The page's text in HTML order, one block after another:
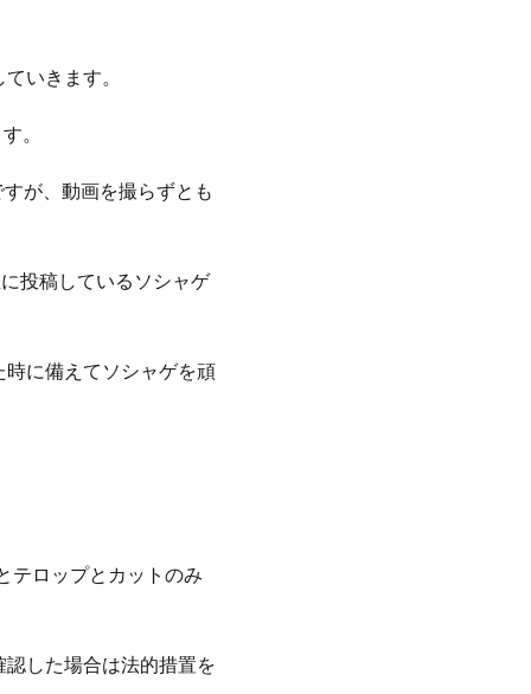
いきます。
。
が、動画を撮らずとも
投稿しているソシャゲ
に備えてソシャゲを頑
テロップとカットのみ
した場合は法的措置を